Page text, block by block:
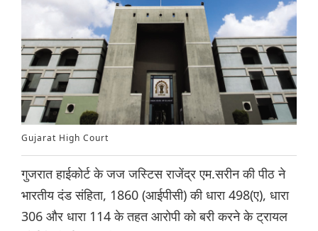
Gujarat High Court
गुजरात हाईकोर्ट के जज जस्टिस राजेंद्र एम.सरीन की पीठ ने
भारतीय दंड संहिता, 1860 (आईपीसी) की धारा 498(ए), धारा
306 और धारा 114 के तहत आरोपी को बरी करने के ट्रायल